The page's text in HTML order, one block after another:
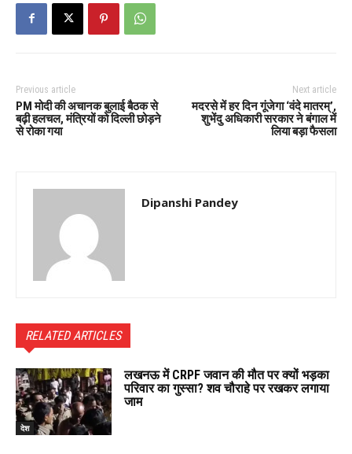
Previous article
PM मोदी की अचानक बुलाई बैठक से
बढ़ी हलचल, मंत्रियों को दिल्ली छोड़ने
से रोका गया
Next article
मदरसे में हर दिन गूंजेगा ‘वंदे मातरम्’,
शुभेंदु अधिकारी सरकार ने बंगाल में
लिया बड़ा फैसला
Dipanshi Pandey
RELATED ARTICLES
देश
लखनऊ में CRPF जवान की मौत पर क्यों भड़का
परिवार का गुस्सा? शव चौराहे पर रखकर लगाया
जाम